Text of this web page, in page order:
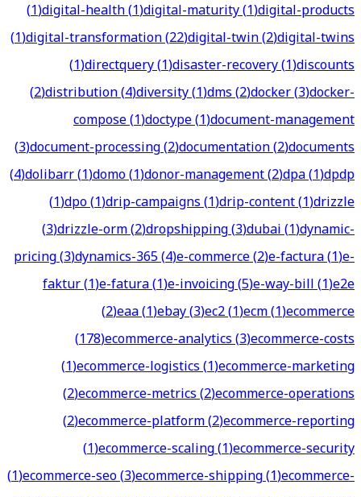
(1)digital-health(1)digital-maturity(1)digital-products
(1)digital-transformation(22)digital-twin(2)digital-twins
(1)directquery(1)disaster-recovery(1)discounts
(2)distribution(4)diversity(1)dms(2)docker(3)docker-
compose(1)doctype(1)document-management
(3)document-processing(2)documentation(2)documents
(4)dolibarr(1)domo(1)donor-management(2)dpa(1)dpdp
(1)dpo(1)drip-campaigns(1)drip-content(1)drizzle
(3)drizzle-orm(2)dropshipping(3)dubai(1)dynamic-
pricing(3)dynamics-365(4)e-commerce(2)e-factura(1)e-
faktur(1)e-fatura(1)e-invoicing(5)e-way-bill(1)e2e
(2)eaa(1)ebay(3)ec2(1)ecm(1)ecommerce
(178)ecommerce-analytics(3)ecommerce-costs
(1)ecommerce-logistics(1)ecommerce-marketing
(2)ecommerce-metrics(2)ecommerce-operations
(2)ecommerce-platform(2)ecommerce-reporting
(1)ecommerce-scaling(1)ecommerce-security
(1)ecommerce-seo(3)ecommerce-shipping(1)ecommerce-